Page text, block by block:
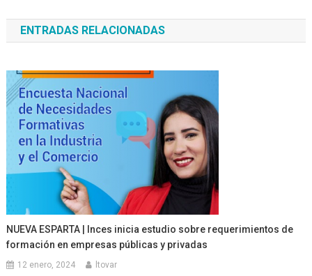
de
entradas
ENTRADAS RELACIONADAS
NUEVA ESPARTA | Inces inicia estudio sobre requerimientos de
formación en empresas públicas y privadas
12 enero, 2024 ltovar